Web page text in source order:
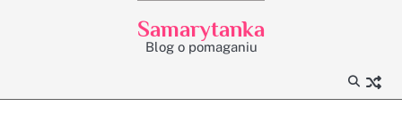
Samarytanka
Blog o pomaganiu